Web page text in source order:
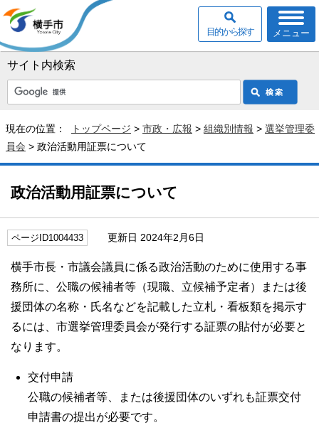
サイト内検索
メニュー
目的から探す
現在の位置： トップページ > 市政・広報 > 組織別情報 > 選挙管理委
員会 > 政治活動用証票について
政治活動用証票について
ページID1004433 更新日 2024年2月6日
横手市長・市議会議員に係る政治活動のために使用する事
務所に、公職の候補者等（現職、立候補予定者）または後
援団体の名称・氏名などを記載した立札・看板類を掲示す
るには、市選挙管理委員会が発行する証票の貼付が必要と
なります。
交付申請
公職の候補者等、または後援団体のいずれも証票交付
申請書の提出が必要です。